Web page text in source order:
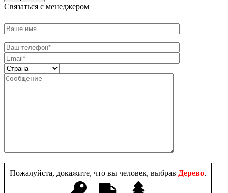
Связаться с менеджером
Пожалуйста, докажите, что вы человек, выбрав Дерево.